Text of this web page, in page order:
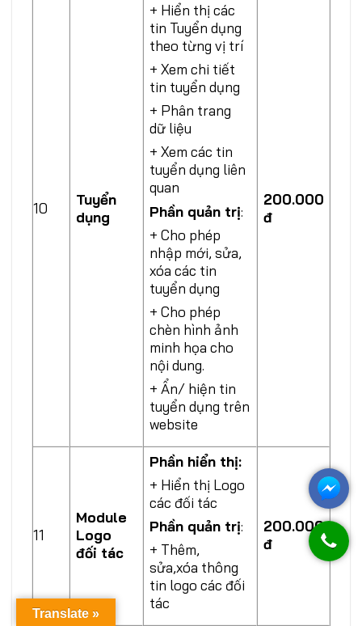
10
Tuyển
dụng
+ Hiển thị các
tin Tuyển dụng
theo từng vị trí
+ Xem chi tiết
tin tuyển dụng
+ Phân trang
dữ liệu
+ Xem các tin
tuyển dụng liên
quan
Phần quản trị:
+ Cho phép
nhập mới, sửa,
xóa các tin
tuyển dụng
+ Cho phép
chèn hình ảnh
minh họa cho
nội dung.
+ Ẩn/ hiện tin
tuyển dụng trên
website
200.000
đ
11
Module
Logo
đối tác
Phần hiển thị:
+ Hiển thị Logo
các đối tác
Phần quản trị:
+ Thêm,
sửa,xóa thông
tin logo các đối
tác
200.000
đ
Translate »